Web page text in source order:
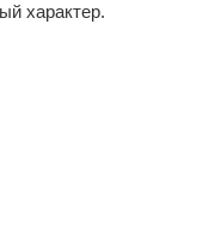
характер.